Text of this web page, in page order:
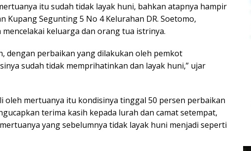
itu sudah tidak layak huni, bahkan atapnya hampir
Kupang Segunting 5 No 4 Kelurahan DR. Soetomo,
keluarga dan orang tua istrinya.
dengan perbaikan yang dilakukan oleh pemkot
sudah tidak memprihatinkan dan layak huni,” ujar
oleh mertuanya itu kondisinya tinggal 50 persen perbaikan
terima kasih kepada lurah dan camat setempat,
yang sebelumnya tidak layak huni menjadi seperti